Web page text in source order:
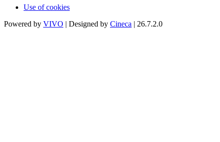
Use of cookies
Powered by VIVO | Designed by Cineca | 26.7.2.0